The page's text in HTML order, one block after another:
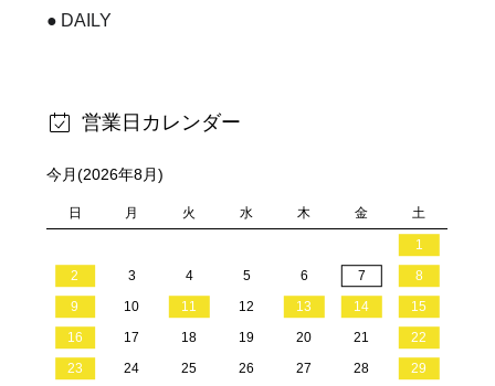
DAILY
営業日カレンダー
今月(2026年8月)
日 月 火 水 木 金 土
1
2
3 4 5 6 7
8
9
10 11 12 13 14
15
16
17 18 19 20 21
22
23
24 25 26 27 28
29